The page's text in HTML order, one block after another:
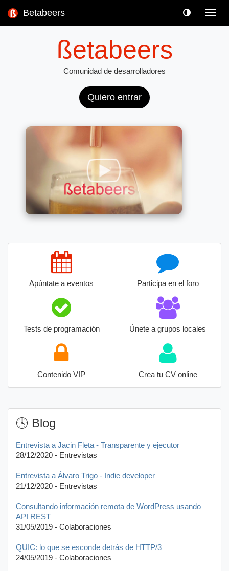
Betabeers
ßetabeers
Comunidad de desarrolladores
Quiero entrar
Apúntate a eventos Participa en el foro
Tests de programación Únete a grupos locales
Contenido VIP Crea tu CV online
🕓 Blog
Entrevista a Jacin Fleta - Transparente y ejecutor
28/12/2020 - Entrevistas
Entrevista a Álvaro Trigo - Indie developer
21/12/2020 - Entrevistas
Consultando información remota de WordPress usando
API REST
31/05/2019 - Colaboraciones
QUIC: lo que se esconde detrás de HTTP/3
24/05/2019 - Colaboraciones